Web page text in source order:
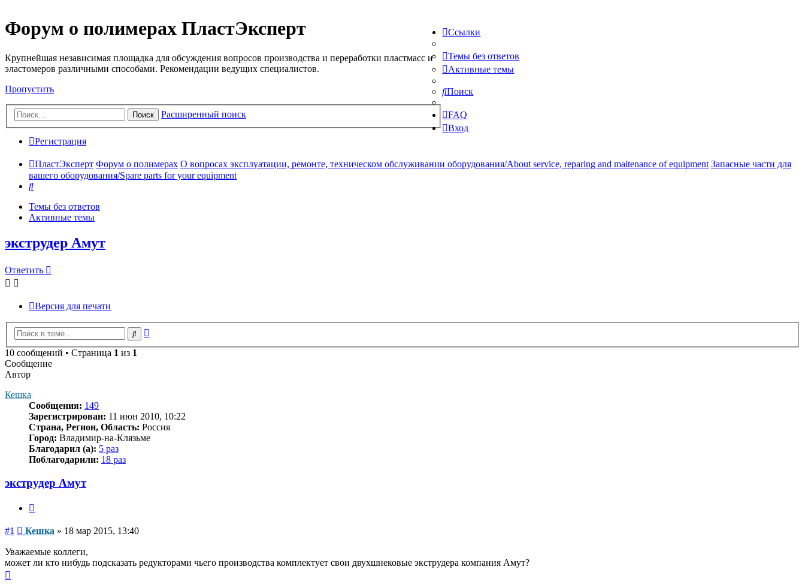
Форум о полимерах ПластЭксперт
Крупнейшая независимая площадка для обсуждения вопросов производства и переработки пластмасс и
эластомеров различными способами. Рекомендации ведущих специалистов.
Пропустить
Поиск Расширенный поиск
Ссылки
Темы без ответов
Активные темы
Поиск
FAQ
Вход
Регистрация
ПластЭксперт Форум о полимерах О вопросах эксплуатации, ремонте, техническом обслуживании оборудования/About service, reparing and maitenance of equipment Запасные части для
вашего оборудования/Spare parts for your equipment
Поиск
Темы без ответов
Активные темы
экструдер Амут
Ответить
Версия для печати
Поиск
10 сообщений • Страница 1 из 1
Сообщение
Автор
Кешка
Сообщения: 149
Зарегистрирован: 11 июн 2010, 10:22
Страна, Регион, Область: Россия
Город: Владимир-на-Клязьме
Благодарил (а): 5 раз
Поблагодарили: 18 раз
экструдер Амут
#1 Сообщение
Кешка » 18 мар 2015, 13:40
Уважаемые коллеги,
может ли кто нибудь подсказать редукторами чьего производства комплектует свои двухшнековые экструдера компания Амут?